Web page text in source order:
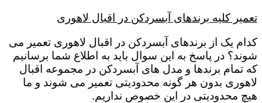
تعمیر کلیه برندهای آبسردکن در اقبال لاهوری
کدام یک از برندهای آبسردکن در اقبال لاهوری تعمیر می
شوند؟ در پاسخ به این سوال باید به اطلاع شما برسانیم
که تمام برندها و مدل های آبسردکن در مجموعه اقبال
لاهوری بدون هر گونه محدودیتی تعمیر می شوند و ما
هیچ محدودیتی در این خصوص نداریم.